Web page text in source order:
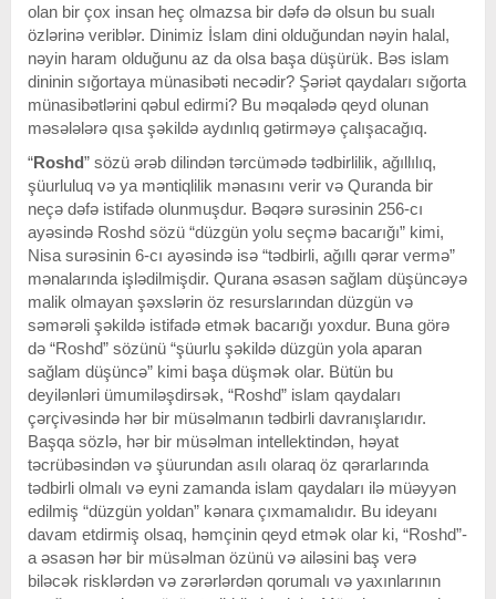
olan bir çox insan heç olmazsa bir dəfə də olsun bu sualı
özlərinə veriblər. Dinimiz İslam dini olduğundan nəyin halal,
nəyin haram olduğunu az da olsa başa düşürük. Bəs islam
dininin sığortaya münasibəti necədir? Şəriət qaydaları sığorta
münasibətlərini qəbul edirmi? Bu məqalədə qeyd olunan
məsələlərə qısa şəkildə aydınlıq gətirməyə çalışacağıq.
“Roshd” sözü ərəb dilindən tərcümədə tədbirlilik, ağıllılıq,
şüurluluq və ya məntiqlilik mənasını verir və Quranda bir
neçə dəfə istifadə olunmuşdur. Bəqərə surəsinin 256-cı
ayəsində Roshd sözü “düzgün yolu seçmə bacarığı” kimi,
Nisa surəsinin 6-cı ayəsində isə “tədbirli, ağıllı qərar vermə”
mənalarında işlədilmişdir. Qurana əsasən sağlam düşüncəyə
malik olmayan şəxslərin öz resurslarından düzgün və
səmərəli şəkildə istifadə etmək bacarığı yoxdur. Buna görə
də “Roshd” sözünü “şüurlu şəkildə düzgün yola aparan
sağlam düşüncə” kimi başa düşmək olar. Bütün bu
deyilənləri ümumiləşdirsək, “Roshd” islam qaydaları
çərçivəsində hər bir müsəlmanın tədbirli davranışlarıdır.
Başqa sözlə, hər bir müsəlman intellektindən, həyat
təcrübəsindən və şüurundan asılı olaraq öz qərarlarında
tədbirli olmalı və eyni zamanda islam qaydaları ilə müəyyən
edilmiş “düzgün yoldan” kənara çıxmamalıdır. Bu ideyanı
davam etdirmiş olsaq, həmçinin qeyd etmək olar ki, “Roshd”-
a əsasən hər bir müsəlman özünü və ailəsini baş verə
biləcək risklərdən və zərərlərdən qorumalı və yaxınlarının